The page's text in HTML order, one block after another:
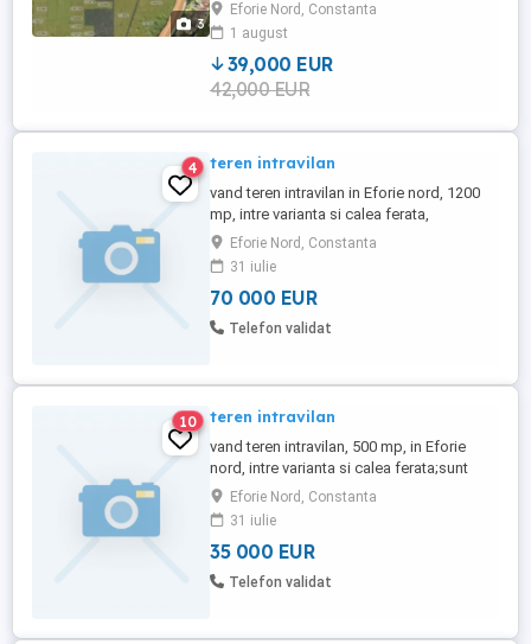
3
Front stradal: 25 m ideal pentru vilă,
duplex, mini-hotel sau pensiune. Utilități ...
Eforie Nord, Constanta
1 august
39,000 EUR
42,000 EUR
4 teren intravilan
vand teren intravilan in Eforie nord, 1200
mp, intre varianta si calea ferata,
deschidere 12 ml; sunt costructii in zona,
70 euro mp
Eforie Nord, Constanta
31 iulie
70 000 EUR
Telefon validat
10 teren intravilan
vand teren intravilan, 500 mp, in Eforie
nord, intre varianta si calea ferata;sunt
constructii in zona
Eforie Nord, Constanta
31 iulie
35 000 EUR
Telefon validat